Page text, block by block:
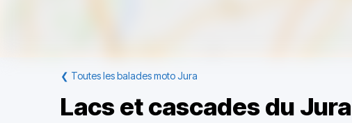
❮ Toutes les balades moto Jura
Lacs et cascades du Jura